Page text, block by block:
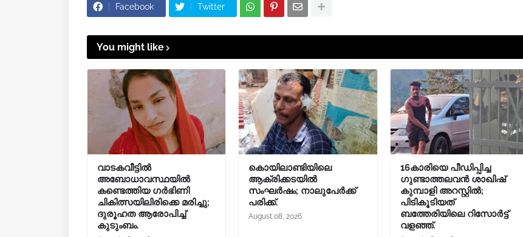
Facebook Twitter
You might like
വാടകവീട്ടില്‍
അബോധാവസ്ഥയില്‍
കണ്ടെത്തിയ ഗര്‍ഭിണി
ചികിത്സയിലിരിക്കെ മരിച്ചു;
ദുരൂഹത ആരോപിച്ച്
കുടുംബം.
കൊയിലാണ്ടിയിലെ
ആക്രിക്കടയിൽ
സംഘർഷം; നാലുപേർക്ക്
പരിക്ക്.
August 08, 2026
16കാരിയെ പീഡിപ്പിച്ച
ഗുണ്ടാത്തലവൻ ശാഖിഷ്
കുമ്പാളി അറസ്റ്റിൽ;
പിടികൂടിയത്
ബത്തേരിയിലെ റിസോർട്ട്
വളഞ്ഞ്.